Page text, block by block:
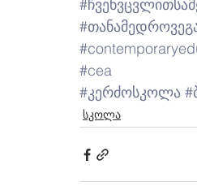
#cea
#კერძოსკოლა
სკოლა